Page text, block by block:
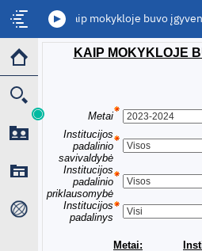
5. Kaip mokykloje buvo